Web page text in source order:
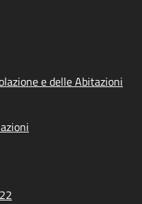
e delle Abitazioni